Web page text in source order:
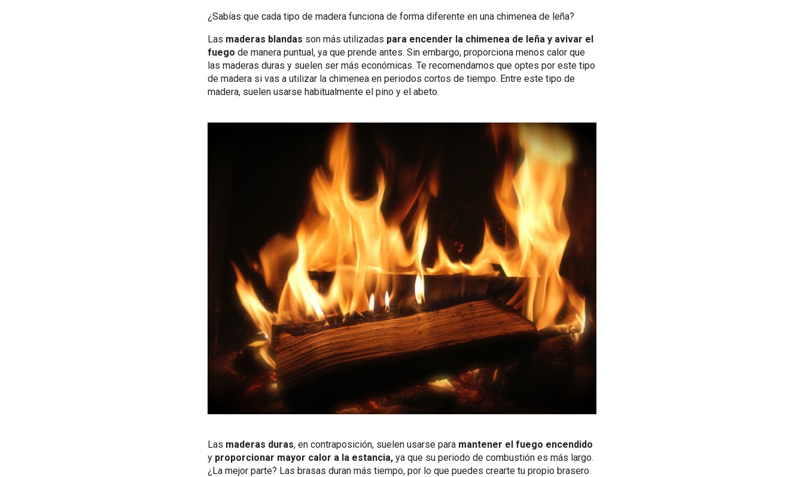
¿Sabías que cada tipo de madera funciona de forma diferente en una chimenea de leña?
Las maderas blandas son más utilizadas para encender la chimenea de leña y avivar el
fuego de manera puntual, ya que prende antes. Sin embargo, proporciona menos calor que
las maderas duras y suelen ser más económicas. Te recomendamos que optes por este tipo
de madera si vas a utilizar la chimenea en periodos cortos de tiempo. Entre este tipo de
madera, suelen usarse habitualmente el pino y el abeto.
Las maderas duras, en contraposición, suelen usarse para mantener el fuego encendido
y proporcionar mayor calor a la estancia, ya que su periodo de combustión es más largo.
¿La mejor parte? Las brasas duran más tiempo, por lo que puedes crearte tu propio brasero